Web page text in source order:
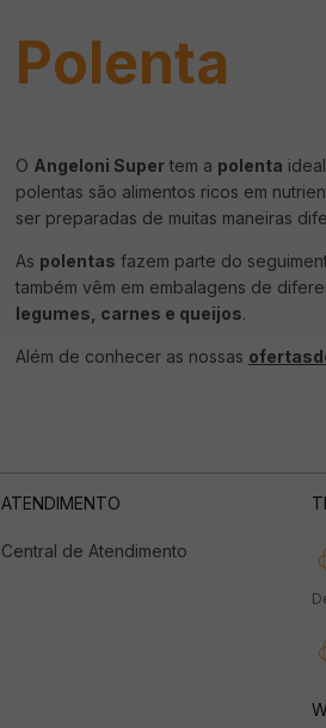
Polenta
O Angeloni Supertem a polenta
polentas são alimentos ricos em
ser preparadas de muitas maneiras
As polentas fazem parte do
também vêm em embalagens de
legumes, carnes e queijos.
Além de conhecer as nossas
ATENDIMENTO
Central de Atendimento